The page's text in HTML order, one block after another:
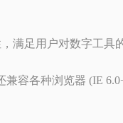
满足用户对数字工具
容各种浏览器 (IE